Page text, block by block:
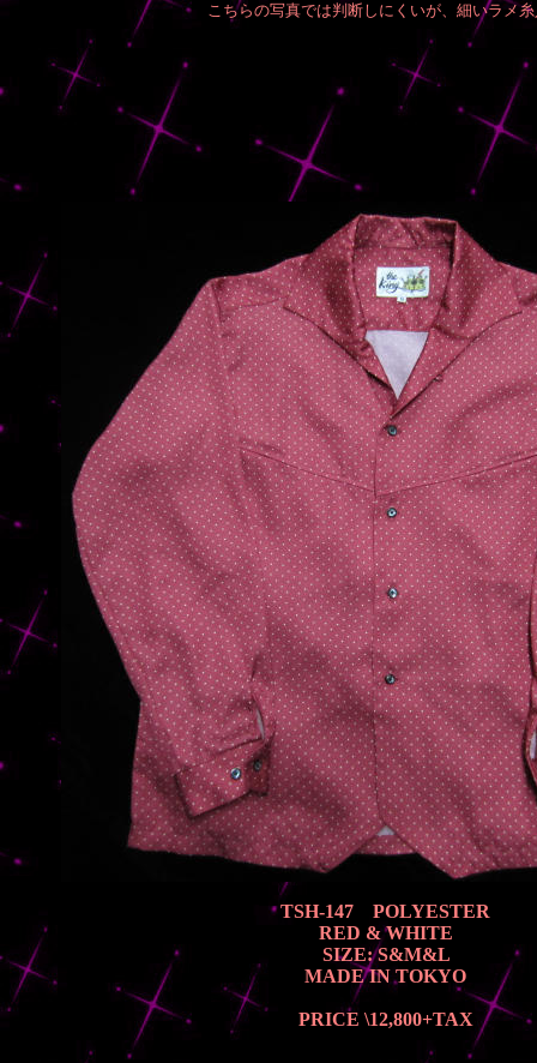
こちらの写真では判断しにくいが、細いラメ
TSH-147 POLYESTER
RED & WHITE
SIZE: S&M&L
MADE IN TOKYO
PRICE \12,800+TAX